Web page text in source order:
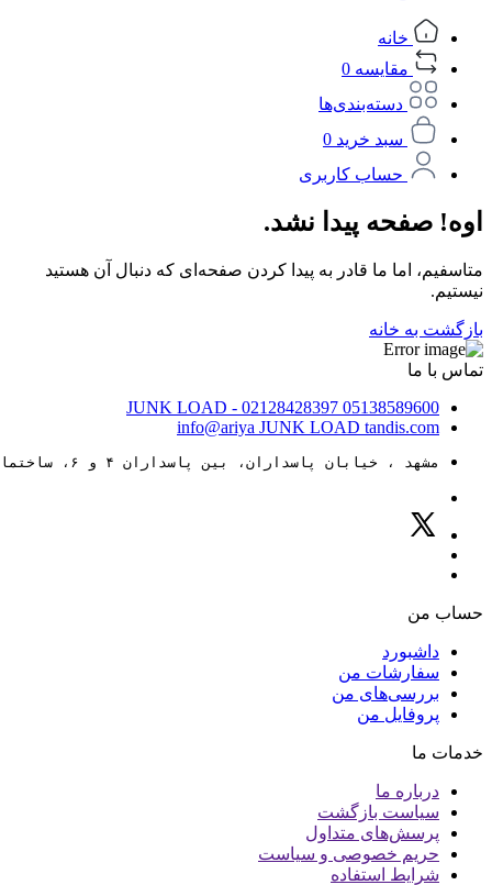
خانه
مقایسه 0
دسته‌بندی‌ها
سبد خرید 0
حساب کاربری
اوه! صفحه پیدا نشد.
متاسفیم، اما ما قادر به پیدا کردن صفحه‌ای که دنبال آن هستید
نیستیم.
بازگشت به خانه
تماس با ما
05138589600
JUNK LOAD - 02128428397
info@ariya JUNK LOAD tandis.com
مشهد ، خیابان پاسداران، بین پاسداران ۴ و ۶، ساختمان ۸۸
حساب من
داشبورد
سفارشات من
بررسی‌های من
پروفایل من
خدمات ما
درباره ما
سیاست بازگشت
پرسش‌های متداول
حریم خصوصی و سیاست
شرایط استفاده